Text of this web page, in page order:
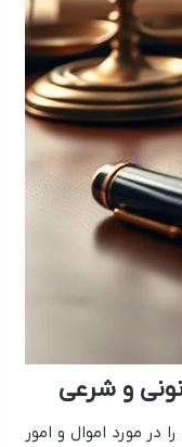
و شرعی
مورد اموال و امور